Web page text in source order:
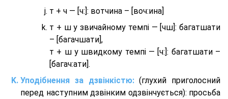
т + ч — [ч:]: вотчина – [вoч:ина]
т + ш у звичайному темпі — [чш]: багатшати
– [багачшати],
т + ш у швидкому темпі — [ч:]: багатшати –
[багач:ати].
Уподібнення за дзвінкістю:(глухий приголосний
перед наступним дзвінким одзвінчується): просьба